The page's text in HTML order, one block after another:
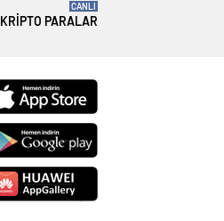
KRIPTO PARALAR
CANLI